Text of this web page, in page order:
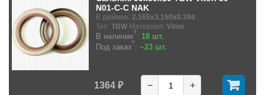
N01-C-C NAK
В дюймах: 2.165x3.150x0.394
Тип: TBW Материал: Viton
В наличии?: 18 шт.
Под заказ?: ~23 шт.
1364 ₽ − +